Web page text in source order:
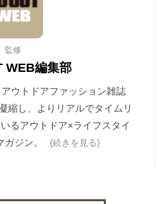
監修
WEB編集部
アウトドアファッション雑誌
縮し、よりリアルでタイムリ
るアウトドア×ライフスタイ
ガジン。
(続きを見る)